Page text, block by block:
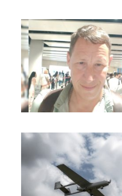
«Генералы новой волны»:
кто пришел на ключевые
посты в МО и почему их
выбрал Путин
Драка члена сборной РФ по
вольной борьбе с
охранниками попала на
видеоВИДЕО
Клава Кока и Дима
Масленников сыграли
тайную свадьбу ФОТО
«Первый сценарий уже
запущен»: в России назвали
три варианта, после которых